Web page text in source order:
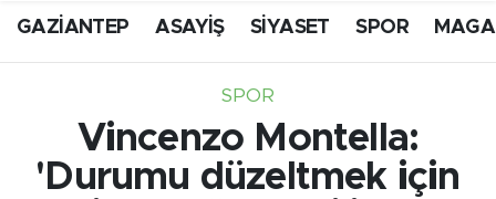
GAZİANTEP ASAYİŞ SİYASET SPOR
SPOR
Vincenzo Montella:
'Durumu düzeltmek için
Süper Lig Puan Durumu ve Fikstür
Tüm Manşetler
Son Dakika Haberleri